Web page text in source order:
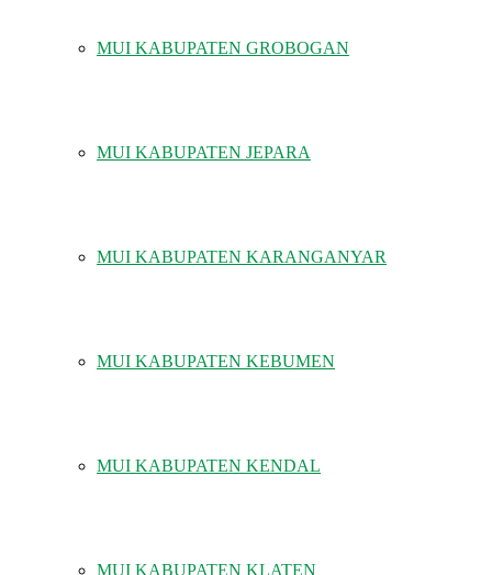
MUI KABUPATEN GROBOGAN
MUI KABUPATEN JEPARA
MUI KABUPATEN KARANGANYAR
MUI KABUPATEN KEBUMEN
MUI KABUPATEN KENDAL
MUI KABUPATEN KLATEN